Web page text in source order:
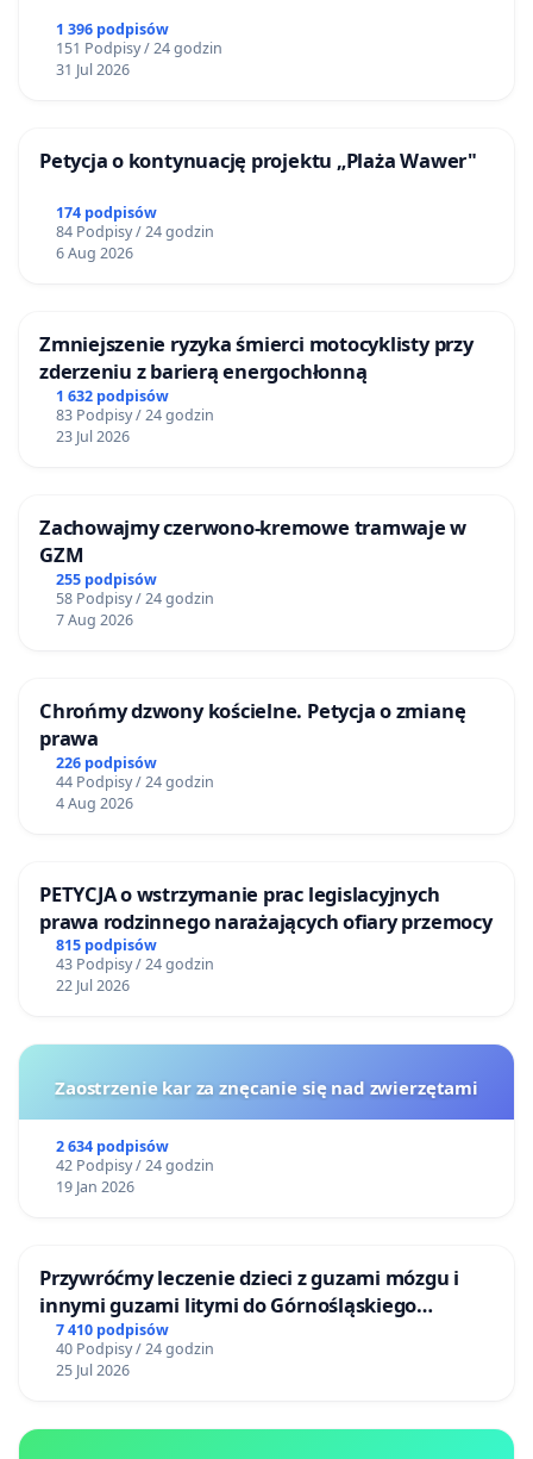
1 396 podpisów
151 Podpisy / 24 godzin
31 Jul 2026
Petycja o kontynuację projektu „Plaża Wawer"
174 podpisów
84 Podpisy / 24 godzin
6 Aug 2026
Zmniejszenie ryzyka śmierci motocyklisty przy
zderzeniu z barierą energochłonną
1 632 podpisów
83 Podpisy / 24 godzin
23 Jul 2026
Zachowajmy czerwono-kremowe tramwaje w
GZM
255 podpisów
58 Podpisy / 24 godzin
7 Aug 2026
Chrońmy dzwony kościelne. Petycja o zmianę
prawa
226 podpisów
44 Podpisy / 24 godzin
4 Aug 2026
PETYCJA o wstrzymanie prac legislacyjnych
prawa rodzinnego narażających ofiary przemocy
815 podpisów
43 Podpisy / 24 godzin
22 Jul 2026
Zaostrzenie kar za znęcanie się nad zwierzętami
2 634 podpisów
42 Podpisy / 24 godzin
19 Jan 2026
Przywróćmy leczenie dzieci z guzami mózgu i
innymi guzami litymi do Górnośląskiego
Centrum Zdrowia Dziecka w Katowicach
7 410 podpisów
40 Podpisy / 24 godzin
25 Jul 2026